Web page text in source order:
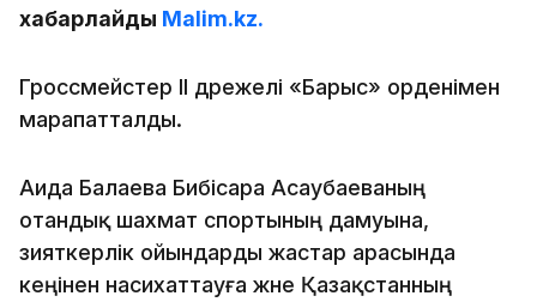
хабарлайды Malim.kz.
Гроссмейстер II дәрежелі «Барыс» орденімен
марапатталды.
Аида Балаева Бибісара Асаубаеваның
отандық шахмат спортының дамуына,
зияткерлік ойындарды жастар арасында
кеңінен насихаттауға және Қазақстанның